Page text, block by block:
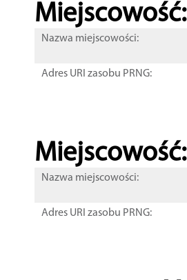
Miejscowość:
Nazwa miejscowości:
Adres URI zasobu PRNG:
Miejscowość:
Nazwa miejscowości:
Adres URI zasobu PRNG: